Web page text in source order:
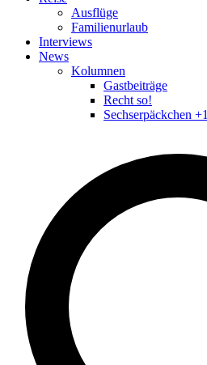
Ausflüge
Familienurlaub
Interviews
News
Kolumnen
Gastbeiträge
Recht so!
Sechserpäckchen +1